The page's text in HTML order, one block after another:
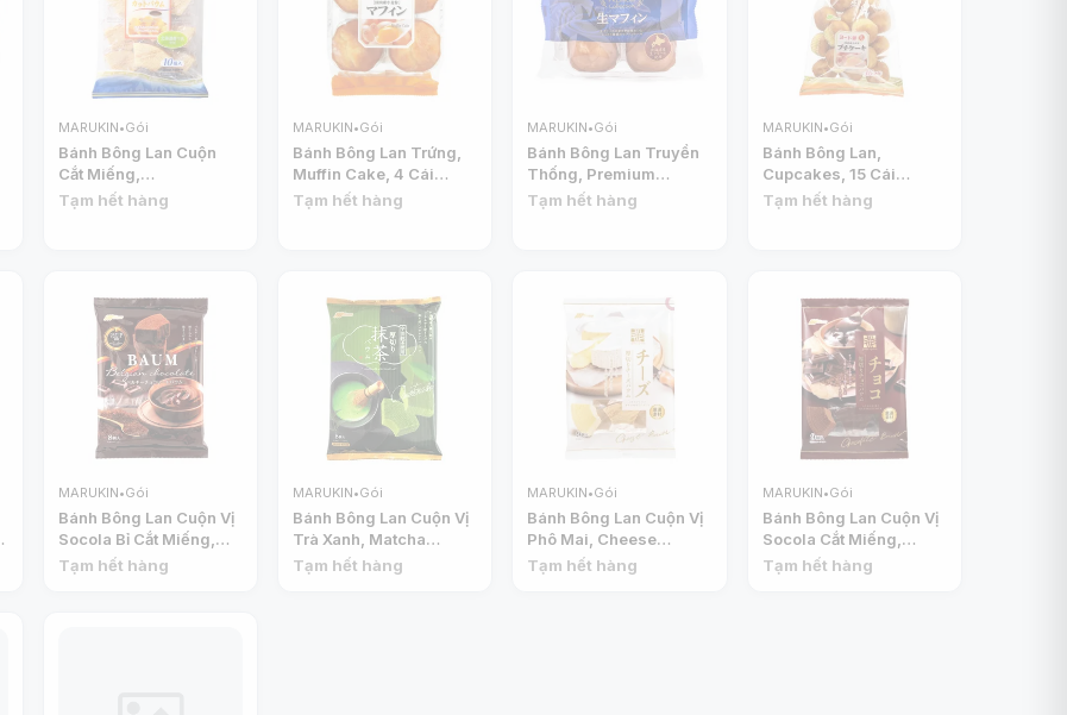
MARUKIN•Gói
Bánh Bông Lan Cuộn
Cắt Miếng,
Baumkuchen, 10 Cái
Tạm hết hàng
MARUKIN•Gói
Bánh Bông Lan Trứng,
Muffin Cake, 4 Cái
(260g) - MARUKIN
Tạm hết hàng
MARUKIN•Gói
Bánh Bông Lan Truyền
Thống, Premium
Collection, Original
Tạm hết hàng
MARUKIN•Gói
Bánh Bông Lan,
Cupcakes, 15 Cái
(300g) - MARUKIN
Tạm hết hàng
MARUKIN•Gói
Bánh Bông Lan Cuộn Vị
Socola Bỉ Cắt Miếng,
Baumkuchen, Belgian
Tạm hết hàng
MARUKIN•Gói
Bánh Bông Lan Cuộn Vị
Trà Xanh, Matcha
Baumkuchen, 8 Cái
Tạm hết hàng
MARUKIN•Gói
Bánh Bông Lan Cuộn Vị
Phô Mai, Cheese
Baumkuchen, 9 Cái
Tạm hết hàng
MARUKIN•Gói
Bánh Bông Lan Cuộn Vị
Socola Cắt Miếng,
Atsugiri Baumkuchen,
Tạm hết hàng